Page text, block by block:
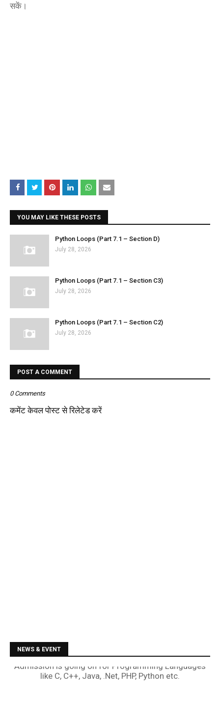
सकें।
YOU MAY LIKE THESE POSTS
Python Loops (Part 7.1 – Section D)
July 28, 2026
Python Loops (Part 7.1 – Section C3)
July 28, 2026
Python Loops (Part 7.1 – Section C2)
July 28, 2026
POST A COMMENT
0 Comments
कमेंट केवल पोस्ट से रिलेटेड करें
NEWS & EVENT